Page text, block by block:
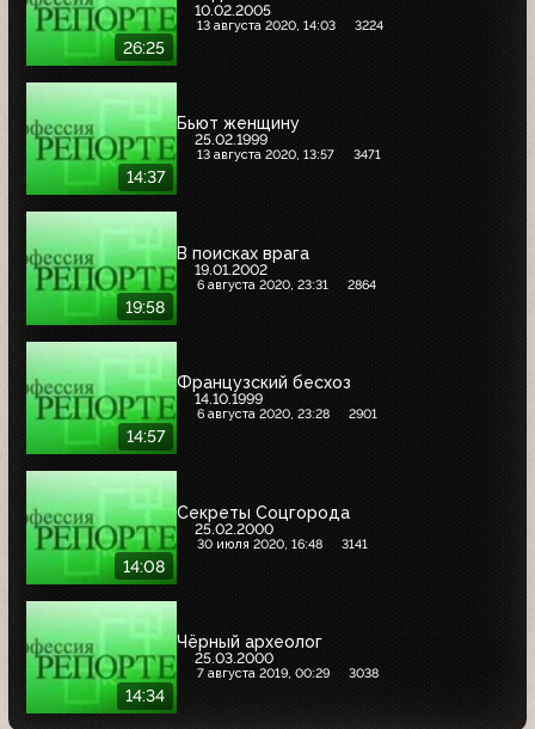
26:25
10.02.2005
13 августа 2020, 14:03 3224
14:37
Бьют женщину
25.02.1999
13 августа 2020, 13:57 3471
19:58
В поисках врага
19.01.2002
6 августа 2020, 23:31 2864
14:57
Французский бесхоз
14.10.1999
6 августа 2020, 23:28 2901
14:08
Секреты Соцгорода
25.02.2000
30 июля 2020, 16:48 3141
14:34
Чёрный археолог
25.03.2000
7 августа 2019, 00:29 3038